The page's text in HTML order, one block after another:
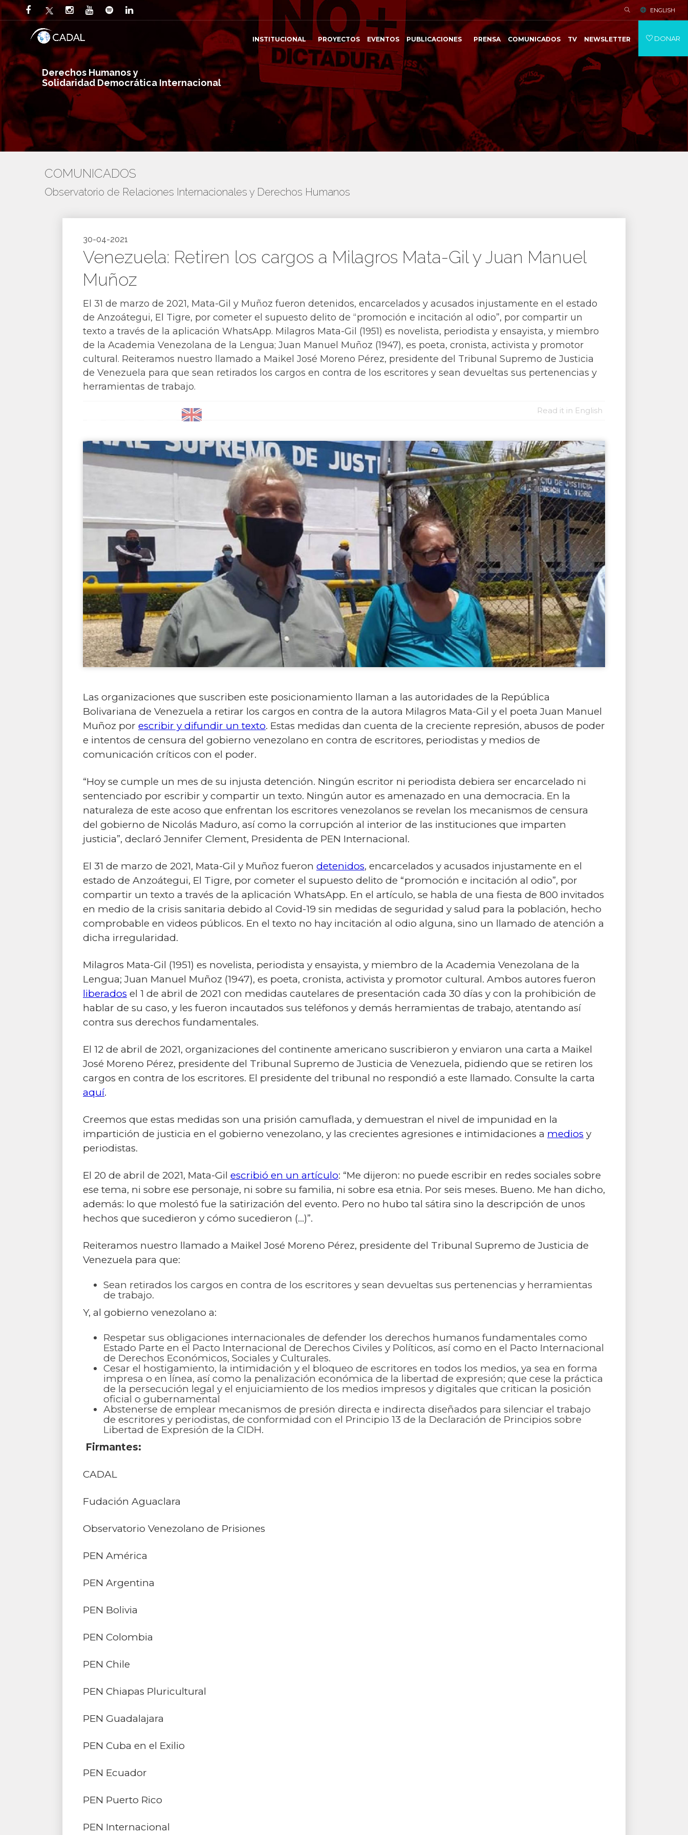
Derechos Humanos y
Solidaridad Democrática Internacional
ENGLISH
INSTITUCIONAL PROYECTOS EVENTOS PUBLICACIONES PRENSA COMUNICADOS TV NEWSLETTER DONAR
COMUNICADOS
Observatorio de Relaciones Internacionales y Derechos Humanos
30-04-2021
Venezuela: Retiren los cargos a Milagros Mata-Gil y Juan Manuel
Muñoz
El 31 de marzo de 2021, Mata-Gil y Muñoz fueron detenidos, encarcelados y acusados injustamente en el estado
de Anzoátegui, El Tigre, por cometer el supuesto delito de “promoción e incitación al odio”, por compartir un
texto a través de la aplicación WhatsApp. Milagros Mata-Gil (1951) es novelista, periodista y ensayista, y miembro
de la Academia Venezolana de la Lengua; Juan Manuel Muñoz (1947), es poeta, cronista, activista y promotor
cultural. Reiteramos nuestro llamado a Maikel José Moreno Pérez, presidente del Tribunal Supremo de Justicia
de Venezuela para que sean retirados los cargos en contra de los escritores y sean devueltas sus pertenencias y
herramientas de trabajo.
Read it in English
Las organizaciones que suscriben este posicionamiento llaman a las autoridades de la República
Bolivariana de Venezuela a retirar los cargos en contra de la autora Milagros Mata-Gil y el poeta Juan Manuel
Muñoz por escribir y difundir un texto. Estas medidas dan cuenta de la creciente represión, abusos de poder
e intentos de censura del gobierno venezolano en contra de escritores, periodistas y medios de
comunicación críticos con el poder.
“Hoy se cumple un mes de su injusta detención. Ningún escritor ni periodista debiera ser encarcelado ni
sentenciado por escribir y compartir un texto. Ningún autor es amenazado en una democracia. En la
naturaleza de este acoso que enfrentan los escritores venezolanos se revelan los mecanismos de censura
del gobierno de Nicolás Maduro, así como la corrupción al interior de las instituciones que imparten
justicia”, declaró Jennifer Clement, Presidenta de PEN Internacional.
El 31 de marzo de 2021, Mata-Gil y Muñoz fueron detenidos, encarcelados y acusados injustamente en el
estado de Anzoátegui, El Tigre, por cometer el supuesto delito de “promoción e incitación al odio”, por
compartir un texto a través de la aplicación WhatsApp. En el artículo, se habla de una fiesta de 800 invitados
en medio de la crisis sanitaria debido al Covid-19 sin medidas de seguridad y salud para la población, hecho
comprobable en videos públicos. En el texto no hay incitación al odio alguna, sino un llamado de atención a
dicha irregularidad.
Milagros Mata-Gil (1951) es novelista, periodista y ensayista, y miembro de la Academia Venezolana de la
Lengua; Juan Manuel Muñoz (1947), es poeta, cronista, activista y promotor cultural. Ambos autores fueron
liberados el 1 de abril de 2021 con medidas cautelares de presentación cada 30 días y con la prohibición de
hablar de su caso, y les fueron incautados sus teléfonos y demás herramientas de trabajo, atentando así
contra sus derechos fundamentales.
El 12 de abril de 2021, organizaciones del continente americano suscribieron y enviaron una carta a Maikel
José Moreno Pérez, presidente del Tribunal Supremo de Justicia de Venezuela, pidiendo que se retiren los
cargos en contra de los escritores. El presidente del tribunal no respondió a este llamado. Consulte la carta
aquí.
Creemos que estas medidas son una prisión camuflada, y demuestran el nivel de impunidad en la
impartición de justicia en el gobierno venezolano, y las crecientes agresiones e intimidaciones a medios y
periodistas.
El 20 de abril de 2021, Mata-Gil escribió en un artículo: “Me dijeron: no puede escribir en redes sociales sobre
ese tema, ni sobre ese personaje, ni sobre su familia, ni sobre esa etnia. Por seis meses. Bueno. Me han dicho,
además: lo que molestó fue la satirización del evento. Pero no hubo tal sátira sino la descripción de unos
hechos que sucedieron y cómo sucedieron (…)”.
Reiteramos nuestro llamado a Maikel José Moreno Pérez, presidente del Tribunal Supremo de Justicia de
Venezuela para que:
Sean retirados los cargos en contra de los escritores y sean devueltas sus pertenencias y herramientas
de trabajo.
Y, al gobierno venezolano a:
Respetar sus obligaciones internacionales de defender los derechos humanos fundamentales como
Estado Parte en el Pacto Internacional de Derechos Civiles y Políticos, así como en el Pacto Internacional
de Derechos Económicos, Sociales y Culturales.
Cesar el hostigamiento, la intimidación y el bloqueo de escritores en todos los medios, ya sea en forma
impresa o en línea, así como la penalización económica de la libertad de expresión; que cese la práctica
de la persecución legal y el enjuiciamiento de los medios impresos y digitales que critican la posición
oficial o gubernamental
Abstenerse de emplear mecanismos de presión directa e indirecta diseñados para silenciar el trabajo
de escritores y periodistas, de conformidad con el Principio 13 de la Declaración de Principios sobre
Libertad de Expresión de la CIDH.
Firmantes:
CADAL
Fudación Aguaclara
Observatorio Venezolano de Prisiones
PEN América
PEN Argentina
PEN Bolivia
PEN Colombia
PEN Chile
PEN Chiapas Pluricultural
PEN Guadalajara
PEN Cuba en el Exilio
PEN Ecuador
PEN Puerto Rico
PEN Internacional